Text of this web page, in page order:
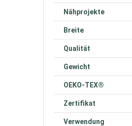
Nähprojekte
Breite
Qualität
Gewicht
OEKO-TEX®
Zertifikat
Verwendung